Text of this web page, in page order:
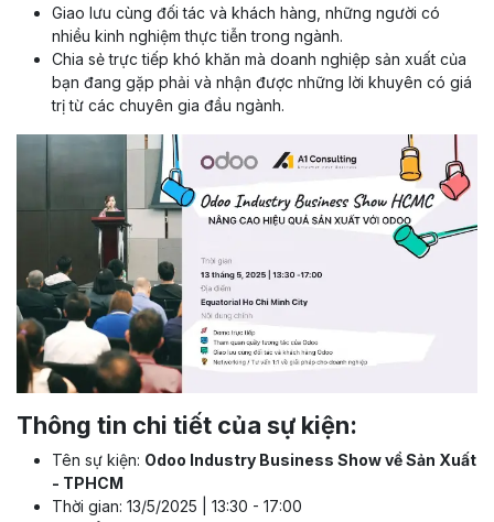
Giao lưu cùng đối tác và khách hàng, những người có
nhiều kinh nghiệm thực tiễn trong ngành.
Chia sẻ trực tiếp khó khăn mà doanh nghiệp sản xuất của
bạn đang gặp phải và nhận được những lời khuyên có giá
trị từ các chuyên gia đầu ngành.
Thông tin chi tiết của sự kiện:
Tên sự kiện: Odoo Industry Business Show về Sản Xuất
- TPHCM
Thời gian: 13/5/2025 | 13:30 - 17:00